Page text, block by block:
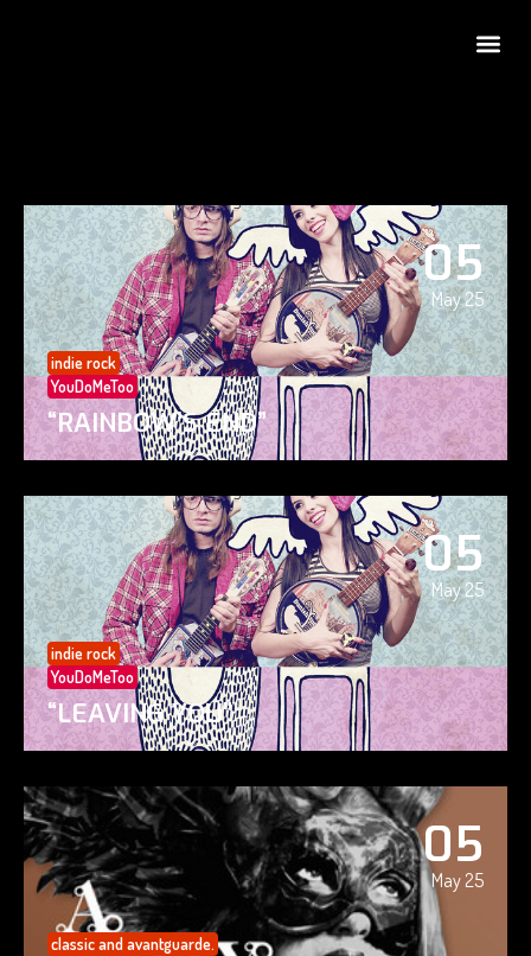
05
May 25
indie rock
YouDoMeToo
“RAINBOW’S END”
05
May 25
indie rock
YouDoMeToo
“LEAVING YOU”
05
May 25
classic and avantguarde.